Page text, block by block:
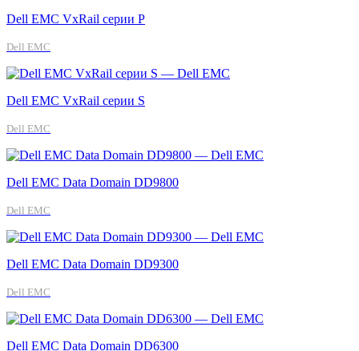
Dell EMC VxRail серии P
Dell EMC
Dell EMC VxRail серии S
Dell EMC
Dell EMC Data Domain DD9800
Dell EMC
Dell EMC Data Domain DD9300
Dell EMC
Dell EMC Data Domain DD6300